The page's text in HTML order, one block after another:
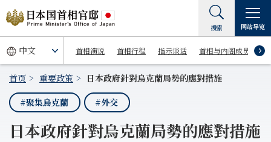
首相演说 首相行程 指示谈话 首相与内阁成员
搜索 网站导览
首页 重要政策
日本政府針對烏克蘭局勢的應對措施
#聚集烏克蘭
#外交
日本政府針對烏克蘭局勢的應對措施